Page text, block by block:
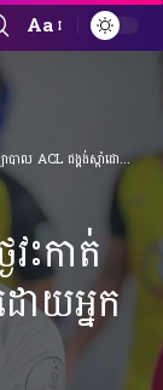
Font
Aa
ជង្គង់ស្ដាំដោយអ្នកជំនាញមកពីថៃ
ះកាត់
ោយអ្នក